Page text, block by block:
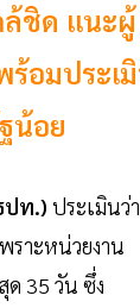
ล้ชิด แนะผู้
ร้อมประเ
น้อย
ปท.) ประเมินว่า
ราะหน่วยงาน
ด 35 วัน ซึ่ง